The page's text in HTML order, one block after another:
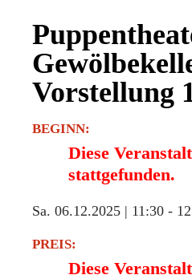
Vorstellung
BEGINN:
Diese
stattgefunden.
Sa. 06.12.2025 | 11:30 -
PREIS:
Diese